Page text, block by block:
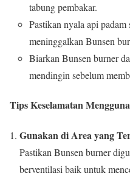
tabung pembakar.
Pastikan nyala api padam
meninggalkan Bunsen
Biarkan Bunsen burner
mendingin sebelum
Tips Keselamatan
Gunakan di Area yang
Pastikan Bunsen burner
berventilasi baik untuk